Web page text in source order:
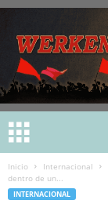
Inicio Internacional
dentro de un...
INTERNACIONAL